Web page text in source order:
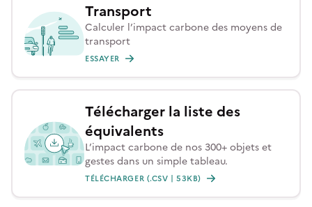
Transport
Calculer l’impact carbone des moyens de
transport
ESSAYER
Télécharger la liste des
équivalents
L’impact carbone de nos 300+ objets et
gestes dans un simple tableau.
TÉLÉCHARGER (.CSV | 53KB)